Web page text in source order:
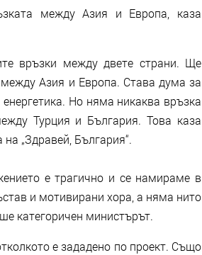
между Азия и Европа, каза
връзки между двете страни. Ще
Азия и Европа. Става дума за
Но няма никаква връзка
Турция и България. Това каза
„Здравей, България“.
е трагично и се намираме в
и мотивирани хора, а няма нито
категоричен министърът.
е зададено по проект. Също